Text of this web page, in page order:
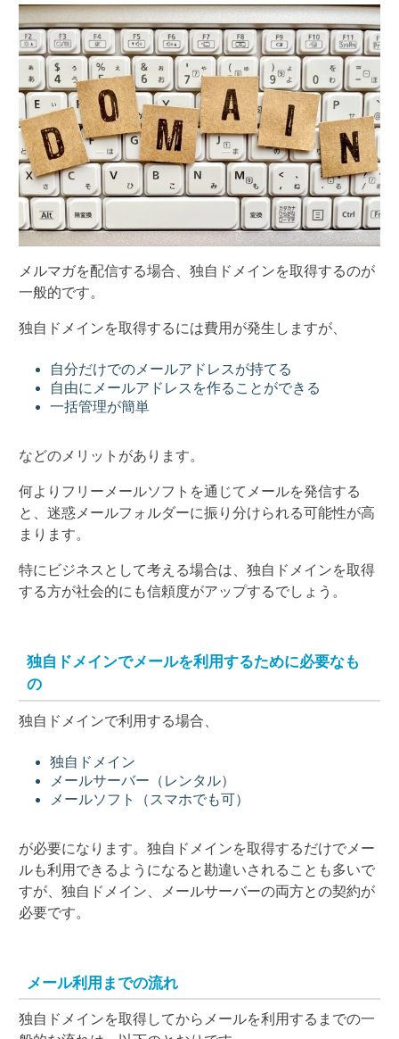
メルマガを配信する場合、独自ドメインを取得するのが
一般的です。
独自ドメインを取得するには費用が発生しますが、
自分だけでのメールアドレスが持てる
自由にメールアドレスを作ることができる
一括管理が簡単
などのメリットがあります。
何よりフリーメールソフトを通じてメールを発信する
と、迷惑メールフォルダーに振り分けられる可能性が高
まります。
特にビジネスとして考える場合は、独自ドメインを取得
する方が社会的にも信頼度がアップするでしょう。
独自ドメインでメールを利用するために必要なも
の
独自ドメインで利用する場合、
独自ドメイン
メールサーバー（レンタル）
メールソフト（スマホでも可）
が必要になります。独自ドメインを取得するだけでメー
ルも利用できるようになると勘違いされることも多いで
すが、独自ドメイン、メールサーバーの両方との契約が
必要です。
メール利用までの流れ
独自ドメインを取得してからメールを利用するまでの一